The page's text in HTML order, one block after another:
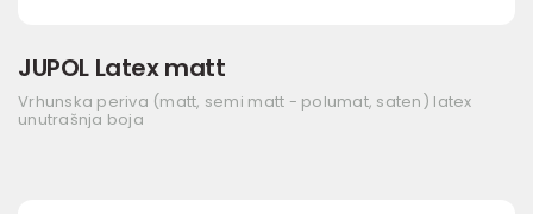
JUPOL Latex matt
Vrhunska periva (matt, semi matt - polumat, saten) latex
unutrašnja boja